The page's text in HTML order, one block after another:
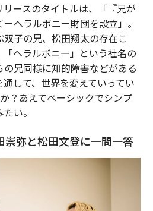
ースのタイトルは、「『兄が
ヘラルボニー財団を設立」。
子の兄、松田翔太の存在こ
ヘラルボニー」という社名の
兄同様に知的障害などがある
して、世界を変えていってい
？あえてベーシックでシンプ
い。
弥と松田文登に一問一答